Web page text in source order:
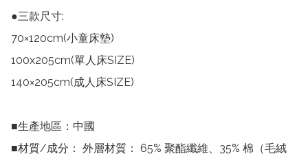
●三款尺寸:
70×120cm(小童床墊)
100x205cm(單人床SIZE)
140×205cm(成人床SIZE)
■生產地區：中國
■材質/成分： 外層材質： 65% 聚酯纖維、35% 棉（毛絨